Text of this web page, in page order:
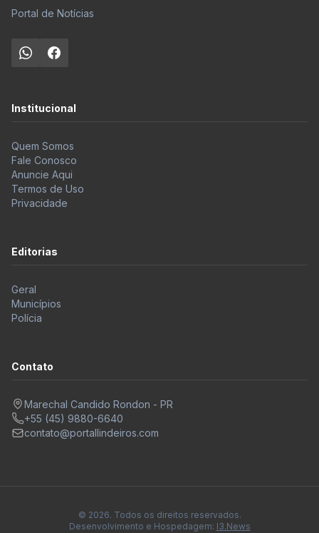
Portal de Notícias
Institucional
Quem Somos
Fale Conosco
Anuncie Aqui
Termos de Uso
Privacidade
Editorias
Geral
Municípios
Polícia
Contato
Marechal Candido Rondon - PR
+55 (45) 9880-6640
contato@portallindeiros.com
© 2026. Todos os direitos reservados.
Desenvolvimento e Hospedagem: I3.News